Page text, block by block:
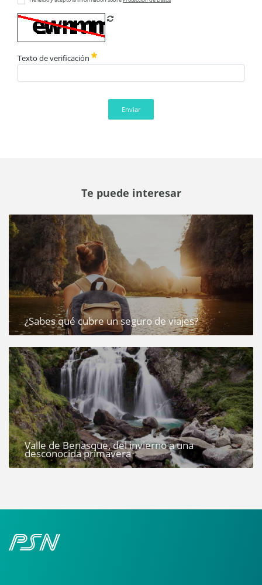
Texto de verificación
Enviar
Te puede interesar
¿Sabes qué cubre un seguro de viajes?
Valle de Benasque, del invierno a una
desconocida primavera